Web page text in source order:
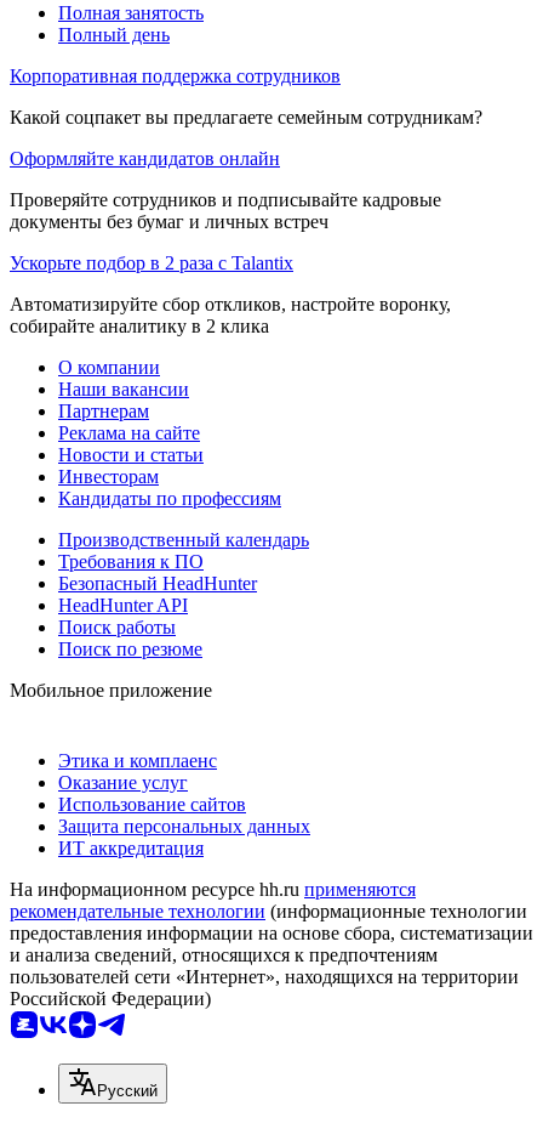
Полная занятость
Полный день
Корпоративная поддержка сотрудников
Какой соцпакет вы предлагаете семейным сотрудникам?
Оформляйте кандидатов онлайн
Проверяйте сотрудников и подписывайте кадровые
документы без бумаг и личных встреч
Ускорьте подбор в 2 раза с Talantix
Автоматизируйте сбор откликов, настройте воронку,
собирайте аналитику в 2 клика
О компании
Наши вакансии
Партнерам
Реклама на сайте
Новости и статьи
Инвесторам
Кандидаты по профессиям
Производственный календарь
Требования к ПО
Безопасный HeadHunter
HeadHunter API
Поиск работы
Поиск по резюме
Мобильное приложение
Этика и комплаенс
Оказание услуг
Использование сайтов
Защита персональных данных
ИТ аккредитация
На информационном ресурсе hh.ru применяются
рекомендательные технологии (информационные технологии
предоставления информации на основе сбора, систематизации
и анализа сведений, относящихся к предпочтениям
пользователей сети «Интернет», находящихся на территории
Российской Федерации)
Русский